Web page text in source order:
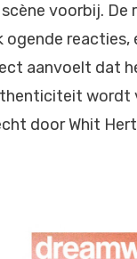
voorbij. De
reacties,
aanvoelt dat
wordt
door Whit